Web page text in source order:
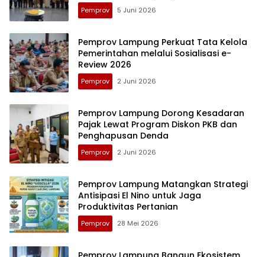
Pemprov 5 Juni 2026
Pemprov Lampung Perkuat Tata Kelola
Pemerintahan melalui Sosialisasi e-
Review 2026
Pemprov 2 Juni 2026
Pemprov Lampung Dorong Kesadaran
Pajak Lewat Program Diskon PKB dan
Penghapusan Denda
Pemprov 2 Juni 2026
Pemprov Lampung Matangkan Strategi
Antisipasi El Nino untuk Jaga
Produktivitas Pertanian
Pemprov 28 Mei 2026